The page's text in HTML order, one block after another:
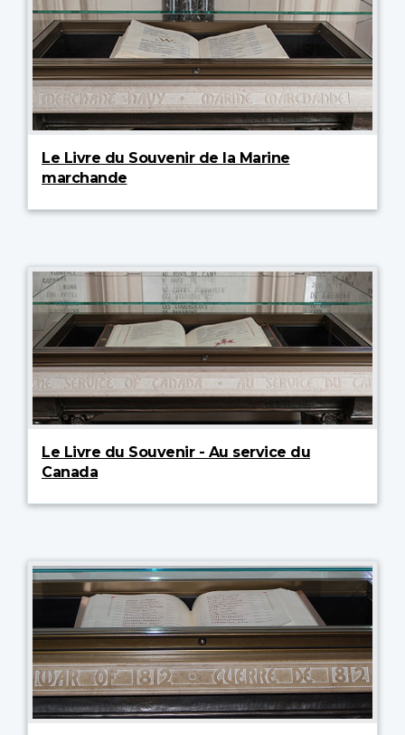
Le Livre du Souvenir de la Marine
marchande
Le Livre du Souvenir - Au service du
Canada